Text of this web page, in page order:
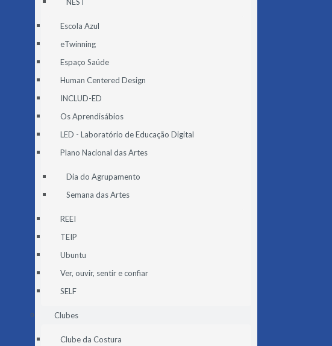
Escola Azul
eTwinning
Espaço Saúde
Human Centered Design
INCLUD-ED
Os Aprendisábios
LED - Laboratório de Educação Digital
Plano Nacional das Artes
Dia do Agrupamento
Semana das Artes
REEI
TEIP
Ubuntu
Ver, ouvir, sentir e confiar
SELF
Clubes
Clube da Costura